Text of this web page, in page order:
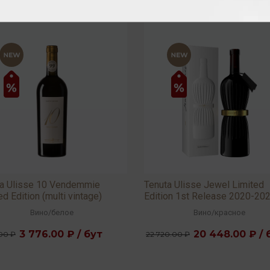
Ulisse 10 Vendemmie
Edition (multi vintage)
Вино/белое
₽ 3 776.00 ₽ / бут
Tenuta Ulisse Jewel Limited
Edition 1st Release 2020-
2022 15,5% 0,75л
Вино/красное
22 720.00 ₽ 20 448.00 ₽ /